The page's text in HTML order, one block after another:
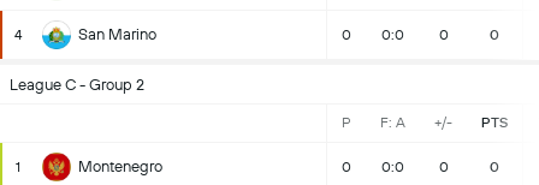
4 San Marino 0 0:0 0 0
League C - Group 2
P F: A +/- PTS
1 Montenegro 0 0:0 0 0